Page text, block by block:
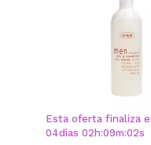
Esta oferta finaliza
04días 02 h:09m:02s